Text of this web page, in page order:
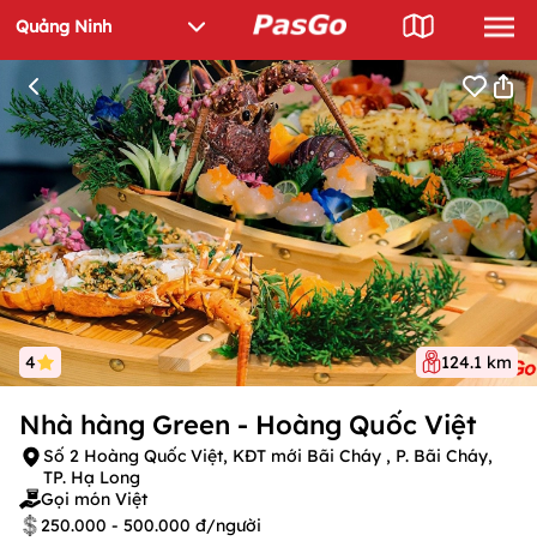
4 124.1 km
Nhà hàng Green - Hoàng Quốc Việt
Số 2 Hoàng Quốc Việt, KĐT mới Bãi Cháy , P. Bãi Cháy,
TP. Hạ Long
Gọi món Việt
250.000 - 500.000 đ/người